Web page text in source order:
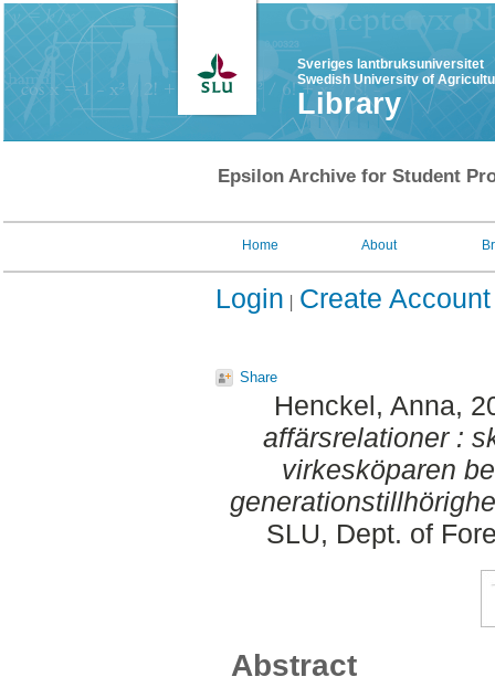
Sveriges lantbruksuniversitet
Swedish University of
Library
Epsilon Archive for Student
Home About
Login Create Account
Share
Henckel, Anna,
affärsrelationer :
virkesköparen
SLU, Dept. of
Abstract